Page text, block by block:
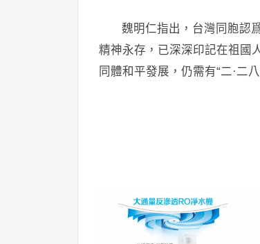
魏明仁指出，台灣同胞認
精神永存，已深深印記在祖國
同體和平發展，仍需有“二·二